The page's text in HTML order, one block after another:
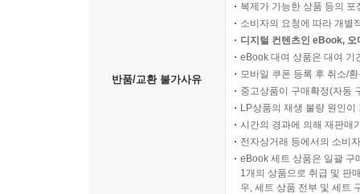
많은 교사가 벌과 보상을 모두 놓았을 때 펼쳐질
구현할 실전적 방법이 실려 있다. 학급 경계 세
친절하기까지 하다. 학급의 모든 문제를 짊어
만나고서야 이해했다. PDC가 아이들을 만나
반품/교환 불가사유
복제가 가능한 상품 등의
소비자의 요청에 따라 개별
디지털 컨텐츠인 eBook,
eBook 대여 상품은 대여 기
모바일 쿠폰 등록 후 취소/
중고상품이 구매확정(자동
LP상품의 재생 불량 원인
시간의 경과에 의해 재판매
전자상거래 등에서의 소비
eBook 세트 상품은 일괄 구
1개의 상품으로 취급 및 판
우, 세트 상품 전부 및 세트